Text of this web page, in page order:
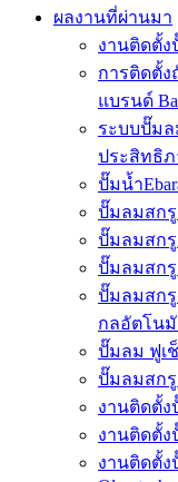
ผลงานที่ผ่านมา
งานติดตั้ง
การติดตั้ง
แบรนด์
ระบบปั๊มล
ประสิทธิ
ปั๊มน้ำ
ปั๊มลมสกรู
ปั๊มลมสกรู
ปั๊มลมสกรู
ปั๊มลมสกรู
กลอัตโน
ปั๊มลม ฟูเ
ปั๊มลมสกรู
งานติดตั้ง
งานติดตั้ง
งานติดตั้ง